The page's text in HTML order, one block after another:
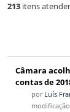
213 itens
Câmara
contas de
por Luís
modificação